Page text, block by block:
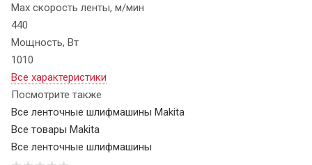
Max скорость ленты, м/мин
440
Мощность, Вт
1010
Все характеристики
Посмотрите также
Все ленточные шлифмашины Makita
Все товары Makita
Все ленточные шлифмашины